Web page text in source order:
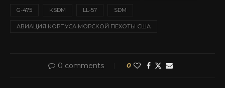
G-475 KSDM LL-57 SDM
АВИАЦИЯ КОРПУСА МОРСКОЙ ПЕХОТЫ США
0 comments 0